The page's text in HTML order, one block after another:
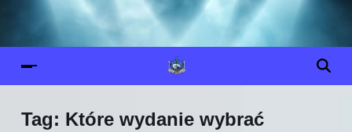
Tag: Które wydanie wybrać